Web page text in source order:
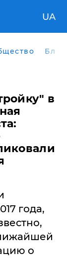
UA
в
года,
о